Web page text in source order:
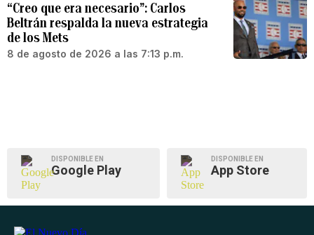
“Creo que era necesario”: Carlos
Beltrán respalda la nueva estrategia
de los Mets
8 de agosto de 2026 a las 7:13 p.m.
DISPONIBLE EN
Google Play
DISPONIBLE EN
App Store